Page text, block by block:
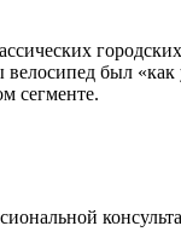
велосипед был
сегменте.